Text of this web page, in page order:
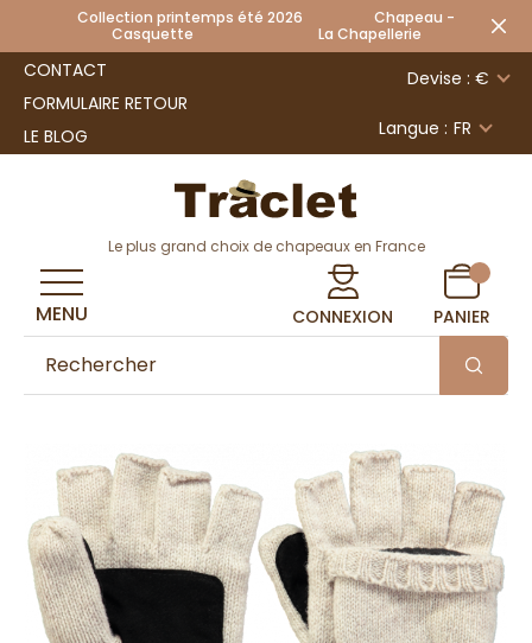
Collection printemps été 2026 Chapeau -
Casquette La Chapellerie
CONTACT
FORMULAIRE RETOUR
LE BLOG
Devise : €
Langue : FR
Le plus grand choix de chapeaux en France
CONNEXION PANIER
MENU